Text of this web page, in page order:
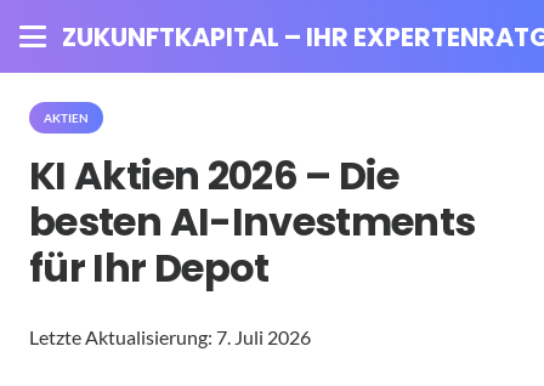
ZUKUNFTKAPITAL – IHR
AKTIEN
KI Aktien 2026 – Die
besten AI-Investments
für Ihr Depot
Letzte Aktualisierung: 7. Juli 2026